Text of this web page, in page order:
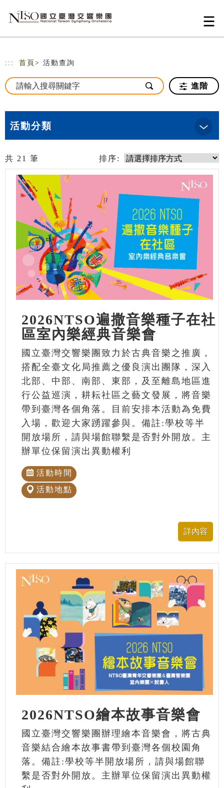
::: 首頁 > 活動查詢
進階
活動分類
共 21 筆 排序:
2026NTSO遍撒音樂種子在社
區室內樂經典音樂會
國立臺灣交響樂團致力於古典音樂之推廣，
搭配全臺文化局推薦之優良演出團隊，深入
北部、中部、南部、東部，及至離島地區進
行公益巡演，耕耘社區之藝文發展，將音樂
帶到臺灣各個角落。目前安排本活動為免費
入場，歡迎大家踴躍參與。備註:學校等半
開放場所，請與場館聯繫是否對外開放。主
辦單位保留演出異動權利
活動時間
活動地點
2026NTSO繪本故事音樂會
國立臺灣交響樂團辦理繪本音樂會，將古典
音樂結合繪本故事書帶到臺灣各個校園角
落。備註:學校等半開放場所，請與場館聯
繫是否對外開放。主辦單位保留演出異動權